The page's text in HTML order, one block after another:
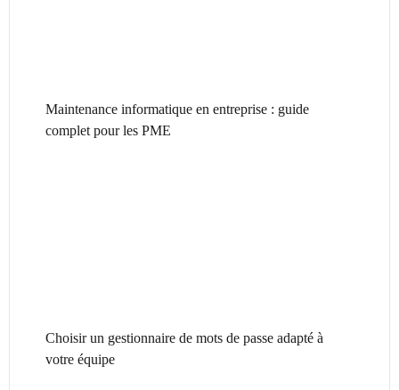
Maintenance informatique en entreprise : guide
complet pour les PME
Choisir un gestionnaire de mots de passe adapté à
votre équipe